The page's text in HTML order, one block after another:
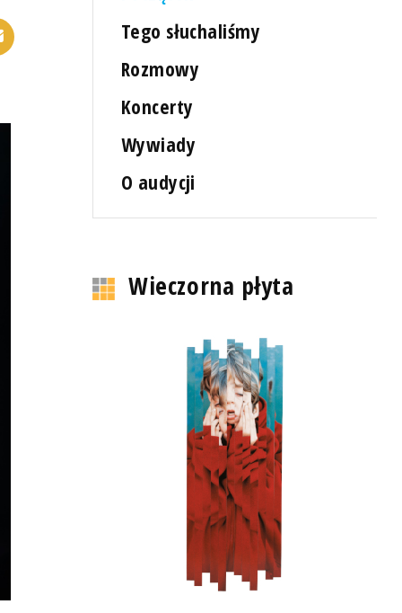
Tego słuchaliśmy
Rozmowy
Koncerty
Wywiady
O audycji
Wieczorna płyta